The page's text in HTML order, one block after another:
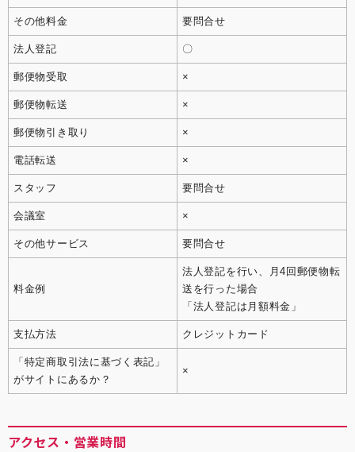
その他料金 要問合せ
法人登記 〇
郵便物受取 ×
郵便物転送 ×
郵便物引き取り ×
電話転送 ×
スタッフ 要問合せ
会議室 ×
その他サービス 要問合せ
料金例
法人登記を行い、月4回郵便物転
送を行った場合
「法人登記は月額料金」
支払方法 クレジットカード
「特定商取引法に基づく表記」
がサイトにあるか？
×
アクセス・営業時間